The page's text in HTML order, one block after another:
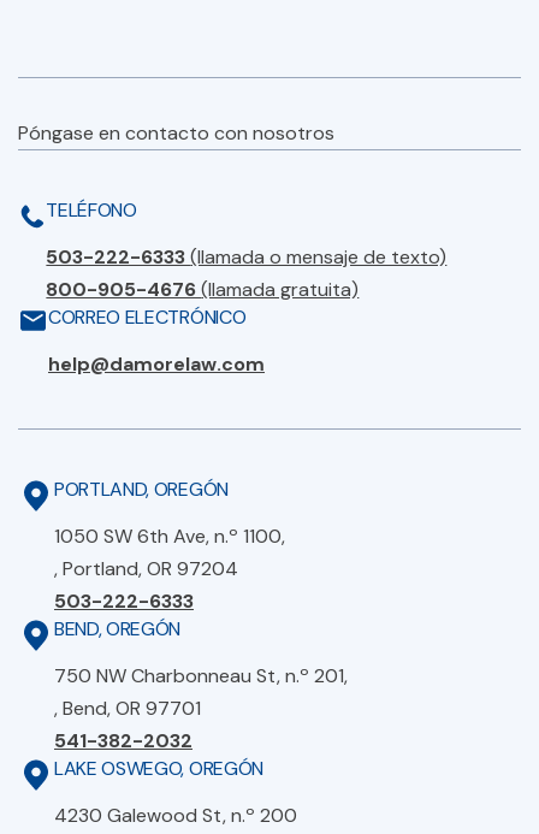
Póngase en contacto con nosotros
TELÉFONO
503-222-6333(llamada o mensaje de texto)
800-905-4676(llamada gratuita)
CORREO ELECTRÓNICO
help@damorelaw.com
PORTLAND, OREGÓN
1050 SW 6th Ave, n.º 1100,
, Portland, OR 97204
503-222-6333
BEND, OREGÓN
750 NW Charbonneau St, n.º 201,
, Bend, OR 97701
541-382-2032
LAKE OSWEGO, OREGÓN
4230 Galewood St, n.º 200